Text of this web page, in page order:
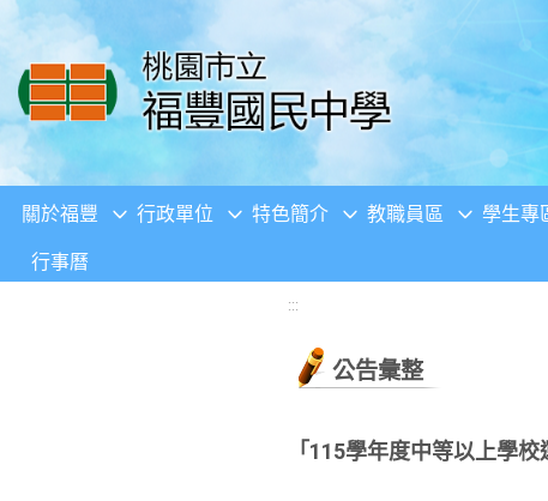
移至網頁之主要內容區位置
關於福豐 行政單位 特色簡介 教職員區 學生專
行事曆
:::
公告彙整
「115學年度中等以上學